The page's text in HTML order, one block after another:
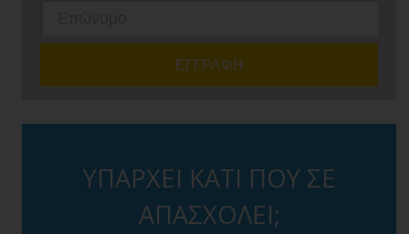
ΥΠΑΡΧΕΙ ΚΑΤΙ ΠΟΥ ΣΕ
ΑΠΑΣΧΟΛΕΙ;